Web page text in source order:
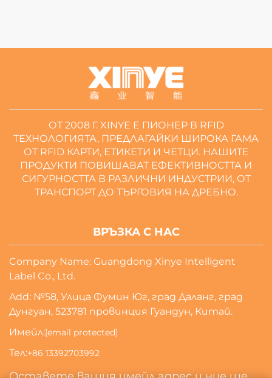
ОТ 2008 Г. XINYE Е ПИОНЕР В RFID
ТЕХНОЛОГИЯТА, ПРЕДЛАГАЙКИ ШИРОКА ГАМА
ОТ RFID КАРТИ, ЕТИКЕТИ И ЧЕТЦИ. НАШИТЕ
ПРОДУКТИ ПОВИШАВАТ ЕФЕКТИВНОСТТА И
СИГУРНОСТТА В РАЗЛИЧНИ ИНДУСТРИИ, ОТ
ТРАНСПОРТ ДО ТЪРГОВИЯ НА ДРЕБНО.
ВРЪЗКА С НАС
Company Name: Guangdong Xinye Intelligent
Label Co., Ltd.
Add: №58, Улица Фумин Юг, град Даланг, град
Дунгуан, 523781 провинция Гуандун, Китай.
Имейл:[email protected]
Тел:+86 13392703992